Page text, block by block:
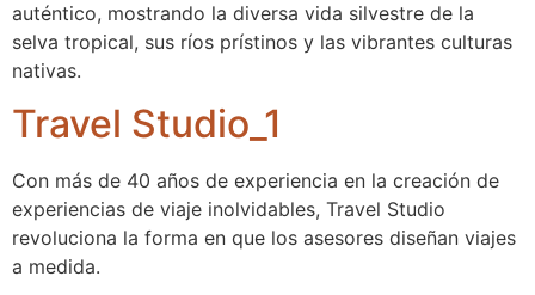
auténtico, mostrando la diversa vida silvestre de la
selva tropical, sus ríos prístinos y las vibrantes culturas
nativas.
Travel Studio_1
Con más de 40 años de experiencia en la creación de
experiencias de viaje inolvidables, Travel Studio
revoluciona la forma en que los asesores diseñan viajes
a medida.